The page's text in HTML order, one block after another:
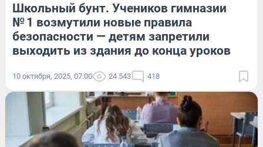
Школьный бунт. Учеников гимназии
№ 1 возмутили новые правила
безопасности — детям запретили
выходить из здания до конца уроков
10 октября, 2025, 07:00 24 543 418